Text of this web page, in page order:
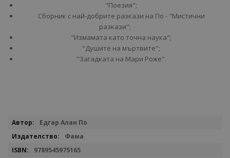
"Поезия";
Сборник с най-добрите разкази на По - "Мистични
разкази";
"Измамата като точна наука";
"Душите на мъртвите";
"Загадката на Мари Роже".
Повече
Едгар Алан По
Фама
9789545975165